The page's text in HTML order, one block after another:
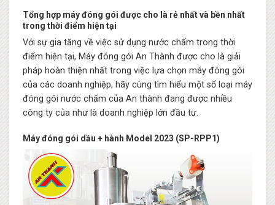
Tổng hợp máy đóng gói được cho là rẻ nhất và bền nhất
trong thời điểm hiện tại
Với sự gia tăng về việc sử dụng nước chấm trong thời
điểm hiện tại, Máy đóng gói An Thành được cho là giải
pháp hoàn thiện nhất trong việc lựa chọn máy đóng gói
của các doanh nghiệp, hãy cùng tìm hiểu một số loại máy
đóng gói nước chấm của An thành đang được nhiều
công ty của như là doanh nghiệp lớn đầu tư.
Máy đóng gói dầu + hành Model 2023 (SP-RPP1)